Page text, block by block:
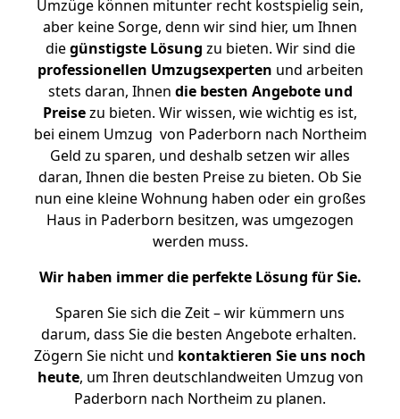
Umzüge können mitunter recht kostspielig sein,
aber keine Sorge, denn wir sind hier, um Ihnen
diegünstigste Lösung zu bieten. Wir sind die
professionellen Umzugsexperten und arbeiten
stets daran, Ihnen die besten Angebote und
Preisezu bieten. Wir wissen, wie wichtig es ist,
bei einem Umzug von Paderborn nach Northeim
Geld zu sparen, und deshalb setzen wir alles
daran, Ihnen die besten Preise zu bieten. Ob Sie
nun eine kleine Wohnung haben oder ein großes
Haus in Paderborn besitzen, was umgezogen
werden muss.
Wir haben immer die perfekte Lösung für Sie.
Sparen Sie sich die Zeit – wir kümmern uns
darum, dass Sie die besten Angebote erhalten.
Zögern Sie nicht und kontaktieren Sie uns noch
heute, um Ihren deutschlandweiten Umzug von
Paderborn nach Northeim zu planen.